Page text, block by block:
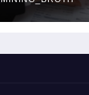
ставки и